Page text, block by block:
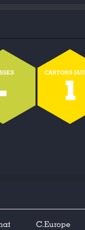
-
CARTONS
1
C.Europe